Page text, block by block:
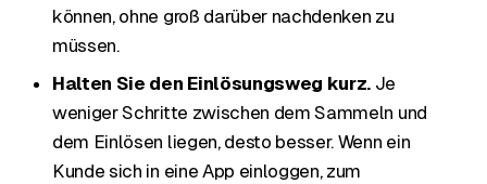
können, ohne groß darüber nachdenken zu
müssen.
Halten Sie den Einlösungsweg kurz. Je
weniger Schritte zwischen dem Sammeln und
dem Einlösen liegen, desto besser. Wenn ein
Kunde sich in eine App einloggen, zum